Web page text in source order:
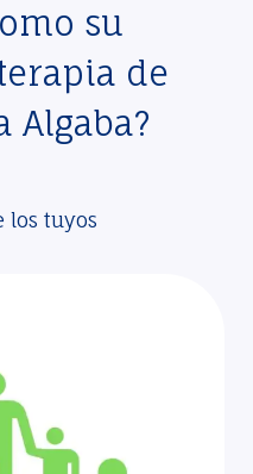
su
de
Algaba?
los tuyos